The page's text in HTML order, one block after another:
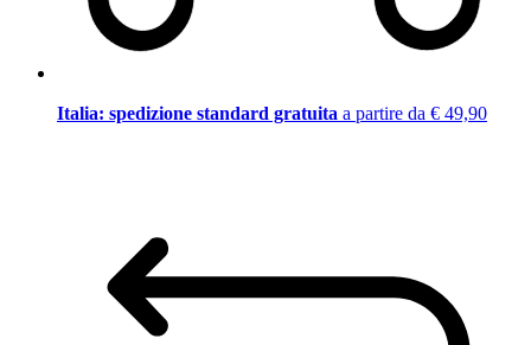
Italia: spedizione standard gratuita a partire da € 49,90